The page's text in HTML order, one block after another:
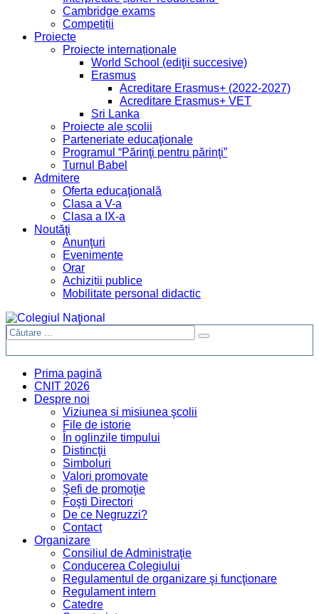
Cambridge exams
Competiții
Proiecte
Proiecte internaționale
World School (ediţii succesive)
Erasmus
Acreditare Erasmus+ (2022-2027)
Acreditare Erasmus+ VET
Sri Lanka
Proiecte ale școlii
Parteneriate educaţionale
Programul “Părinţi pentru părinţi”
Turnul Babel
Admitere
Oferta educaţională
Clasa a V-a
Clasa a IX-a
Noutăţi
Anunţuri
Evenimente
Orar
Achiziții publice
Mobilitate personal didactic
Prima pagină
CNIT 2026
Despre noi
Viziunea și misiunea şcolii
File de istorie
În oglinzile timpului
Distincţii
Simboluri
Valori promovate
Şefi de promoţie
Foşti Directori
De ce Negruzzi?
Contact
Organizare
Consiliul de Administraţie
Conducerea Colegiului
Regulamentul de organizare şi funcţionare
Regulament intern
Catedre